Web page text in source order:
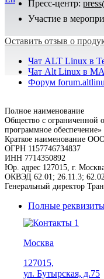
Пресс-центр:
Участие в
Оставить отзыв о
Чат ALT Linux в
Чат Alt Linux в
Форум
Полное наименование
Общество с ограниченной
программное обеспечение»
Краткое наименование ООО
ОГРН 1157746734837
ИНН 7714350892
Юр. адрес 127015, г.
ОКВЭД 62.01; 26.11.3;
Генеральный директор
Полные
Москва
127015,
ул. Бутырская, д.75